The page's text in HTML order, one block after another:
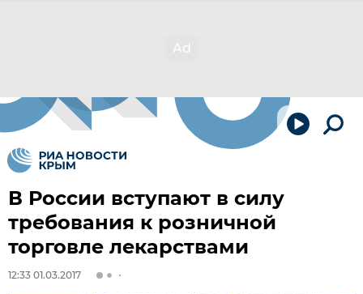
В России вступают в силу
требования к розничной
торговле лекарствами
12:33 01.03.2017